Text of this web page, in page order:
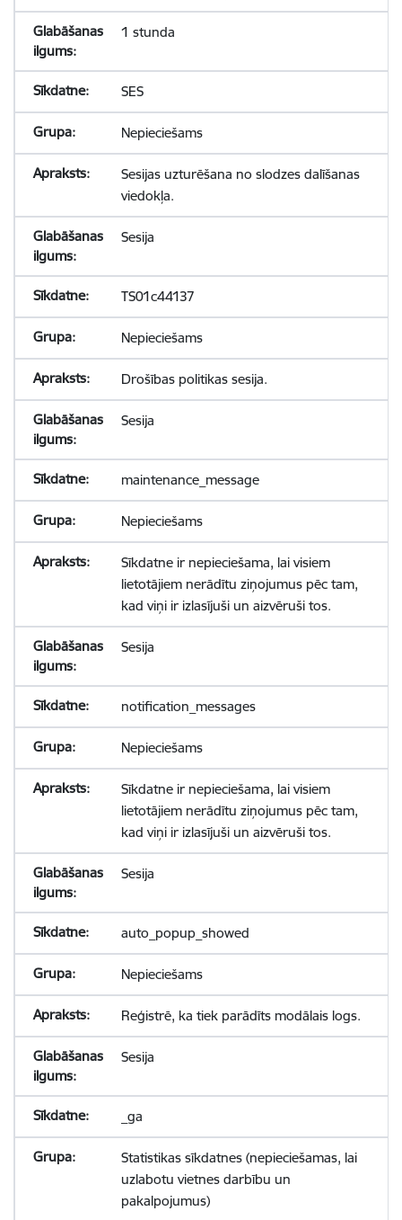
1 stunda
SES
Nepieciešams
Sesijas uzturēšana no slodzes dalīšanas
viedokļa.
Sesija
TS01c44137
Nepieciešams
Drošības politikas sesija.
Sesija
maintenance_message
Nepieciešams
Sīkdatne ir nepieciešama, lai visiem
lietotājiem nerādītu ziņojumus pēc tam,
kad viņi ir izlasījuši un aizvēruši tos.
Sesija
notification_messages
Nepieciešams
Sīkdatne ir nepieciešama, lai visiem
lietotājiem nerādītu ziņojumus pēc tam,
kad viņi ir izlasījuši un aizvēruši tos.
Sesija
auto_popup_showed
Nepieciešams
Reģistrē, ka tiek parādīts modālais logs.
Sesija
_ga
Statistikas sīkdatnes (nepieciešamas, lai
uzlabotu vietnes darbību un
pakalpojumus)